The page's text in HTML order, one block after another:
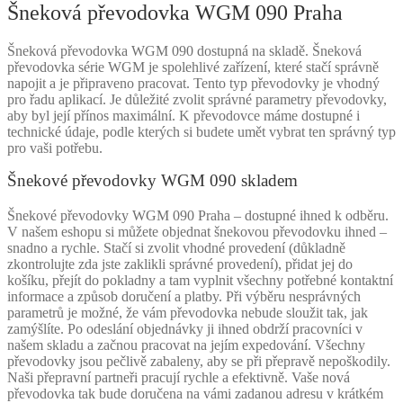
Šneková převodovka WGM 090 Praha
Šneková převodovka WGM 090 dostupná na skladě. Šneková
převodovka série WGM je spolehlivé zařízení, které stačí správně
napojit a je připraveno pracovat. Tento typ převodovky je vhodný
pro řadu aplikací. Je důležité zvolit správné parametry převodovky,
aby byl její přínos maximální. K převodovce máme dostupné i
technické údaje, podle kterých si budete umět vybrat ten správný typ
pro vaši potřebu.
Šnekové převodovky WGM 090 skladem
Šnekové převodovky WGM 090 Praha – dostupné ihned k odběru.
V našem eshopu si můžete objednat šnekovou převodovku ihned –
snadno a rychle. Stačí si zvolit vhodné provedení (důkladně
zkontrolujte zda jste zaklikli správné provedení), přidat jej do
košíku, přejít do pokladny a tam vyplnit všechny potřebné kontaktní
informace a způsob doručení a platby. Při výběru nesprávných
parametrů je možné, že vám převodovka nebude sloužit tak, jak
zamýšlíte. Po odeslání objednávky ji ihned obdrží pracovníci v
našem skladu a začnou pracovat na jejím expedování. Všechny
převodovky jsou pečlivě zabaleny, aby se při přepravě nepoškodily.
Naši přepravní partneři pracují rychle a efektivně. Vaše nová
převodovka tak bude doručena na vámi zadanou adresu v krátkém